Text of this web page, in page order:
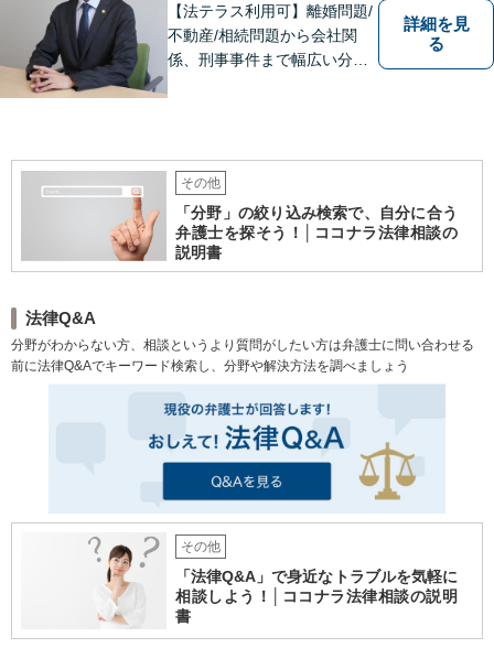
【法テラス利用可】離婚問題/
不動産/相続問題から会社関
係、刑事事件まで幅広い分野
とを目指しております。お困
りの際は、お気軽にご相談く
ださい。
詳細を見
る
その他
「分野」の絞り込み検索で、自分に合う
弁護士を探そう！│ココナラ法律相談の
説明書
法律Q&A
分野がわからない方、相談というより質問がしたい方は弁護士に問い合わせる
前に法律Q&Aでキーワード検索し、分野や解決方法を調べましょう
その他
「法律Q&A」で身近なトラブルを気軽に
相談しよう！│ココナラ法律相談の説明
書